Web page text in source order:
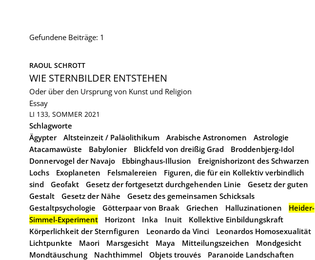
Gefundene Beiträge: 1
RAOUL SCHROTT
WIE STERNBILDER ENTSTEHEN
Oder über den Ursprung von Kunst und Religion
Essay
LI 133, SOMMER 2021
Schlagworte
Ägypter
Altsteinzeit / Paläolithikum Arabische Astronomen
Astrologie
Atacamawüste
Babylonier Blickfeld von dreißig Grad
Broddenbjerg-Idol
Donnervogel der Navajo
Ebbinghaus-Illusion
Ereignishorizont des Schwarzen
Lochs
Exoplaneten Felsmalereien
Figuren, die für ein Kollektiv verbindlich
sind
Geofakt Gesetz der fortgesetzt durchgehenden Linie
Gesetz der guten
Gestalt
Gesetz der Nähe
Gesetz des gemeinsamen Schicksals
Gestaltpsychologie
Götterpaar von Braak Griechen Halluzinationen
Heider-
Simmel-Experiment
Horizont Inka Inuit
Kollektive Einbildungskraft
Körperlichkeit der Sternfiguren
Leonardo da Vinci
Leonardos Homosexualität
Lichtpunkte
Maori Marsgesicht Maya Mitteilungszeichen
Mondgesicht
Mondtäuschung
Nachthimmel Objets trouvés
Paranoide Landschaften